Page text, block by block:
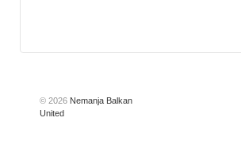
© 2026 Nemanja Balkan
United